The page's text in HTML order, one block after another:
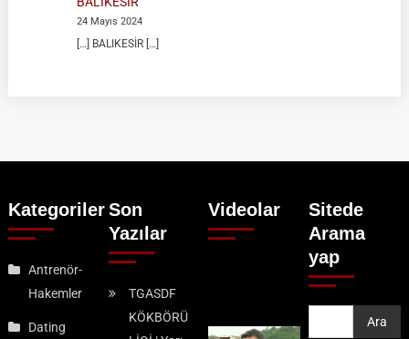
24 Mayıs 2024
[…] BALIKESİR […]
Kategoriler
Antrenör-
Hakemler
Dating
Son
Yazılar
TGASDF
KÖKBÖRÜ
Videolar
Sitede
Arama
yap
Ara